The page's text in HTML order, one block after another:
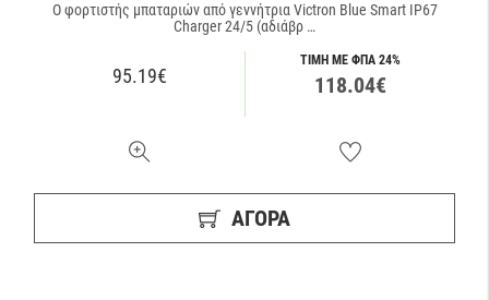
O φορτιστής μπαταριών από γεννήτρια Victron Blue Smart IP67
Charger 24/5 (αδιάβρ …
95.19€
ΤΙΜΗ ΜΕ ΦΠΑ 24%
118.04€
ΑΓΟΡΑ